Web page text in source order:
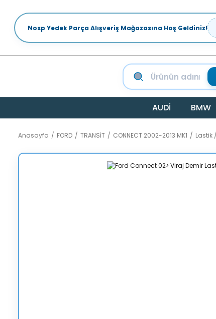
Nosp Yedek Parça Alışveriş Mağazasına Hoş Geldiniz!
AUDİ BMW
Anasayfa FORD TRANSİT CONNECT 2002-2013 MK1 Lastik